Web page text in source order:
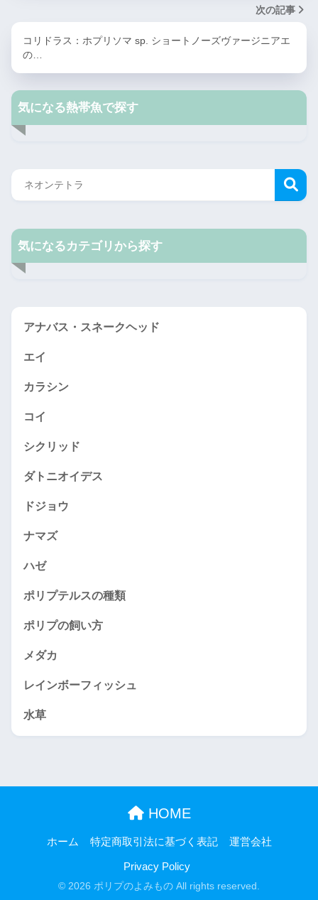
次の記事
コリドラス：ホプリソマ sp. ショートノーズヴァージニアエ
の…
気になる熱帯魚で探す
気になるカテゴリから探す
アナバス・スネークヘッド
エイ
カラシン
コイ
シクリッド
ダトニオイデス
ドジョウ
ナマズ
ハゼ
ポリプテルスの種類
ポリプの飼い方
メダカ
レインボーフィッシュ
水草
HOME
ホーム 特定商取引法に基づく表記 運営会社
Privacy Policy
© 2026 ポリプのよみもの All rights reserved.